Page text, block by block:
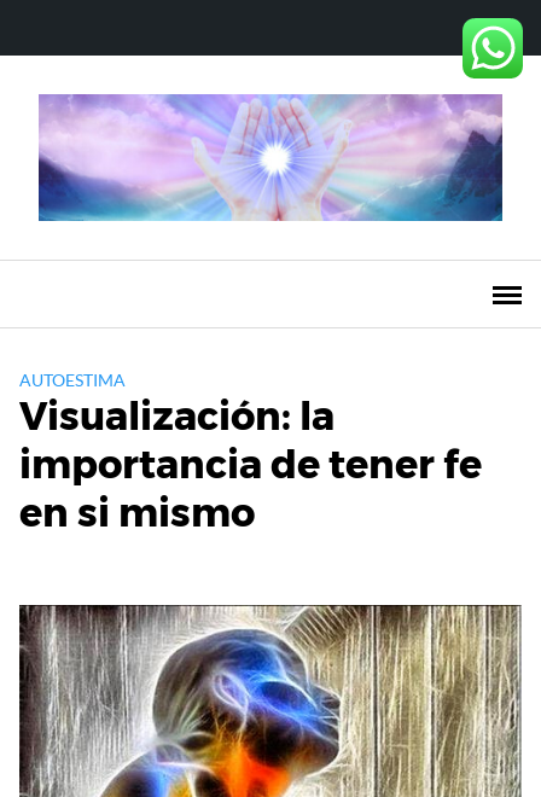
contenido
AUTOESTIMA
Visualización: la
importancia de tener fe
en si mismo